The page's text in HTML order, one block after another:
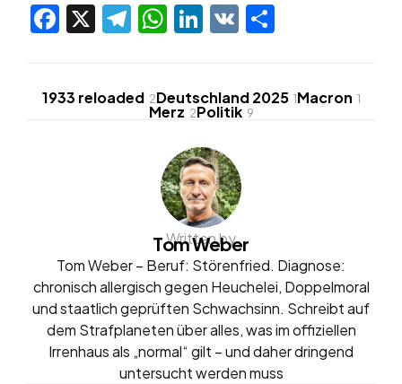
Facebook
X Telegram
WhatsApp
LinkedIn
VK
1933 reloaded 2Deutschland 2025 1Macron 1
Merz 2Politik 9
Written by
Tom Weber
Tom Weber – Beruf: Störenfried. Diagnose:
chronisch allergisch gegen Heuchelei, Doppelmoral
und staatlich geprüften Schwachsinn. Schreibt auf
dem Strafplaneten über alles, was im offiziellen
Irrenhaus als „normal“ gilt – und daher dringend
untersucht werden muss